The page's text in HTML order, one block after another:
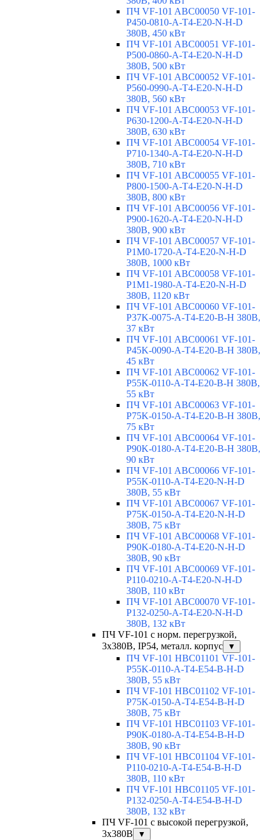
ПЧ VF-101 ABC00050 VF-101-
P450-0810-A-T4-E20-N-H-D
380В, 450 кВт
ПЧ VF-101 ABC00051 VF-101-
P500-0860-A-T4-E20-N-H-D
380В, 500 кВт
ПЧ VF-101 ABC00052 VF-101-
P560-0990-A-T4-E20-N-H-D
380В, 560 кВт
ПЧ VF-101 ABC00053 VF-101-
P630-1200-A-T4-E20-N-H-D
380В, 630 кВт
ПЧ VF-101 ABC00054 VF-101-
P710-1340-A-T4-E20-N-H-D
380В, 710 кВт
ПЧ VF-101 ABC00055 VF-101-
P800-1500-A-T4-E20-N-H-D
380В, 800 кВт
ПЧ VF-101 ABC00056 VF-101-
P900-1620-A-T4-E20-N-H-D
380В, 900 кВт
ПЧ VF-101 ABC00057 VF-101-
P1M0-1720-A-T4-E20-N-H-D
380В, 1000 кВт
ПЧ VF-101 ABC00058 VF-101-
P1M1-1980-A-T4-E20-N-H-D
380В, 1120 кВт
ПЧ VF-101 ABC00060 VF-101-
P37K-0075-A-T4-E20-B-H 380В,
37 кВт
ПЧ VF-101 ABC00061 VF-101-
P45K-0090-A-T4-E20-B-H 380В,
45 кВт
ПЧ VF-101 ABC00062 VF-101-
P55K-0110-A-T4-E20-B-H 380В,
55 кВт
ПЧ VF-101 ABC00063 VF-101-
P75K-0150-A-T4-E20-B-H 380В,
75 кВт
ПЧ VF-101 ABC00064 VF-101-
P90K-0180-A-T4-E20-B-H 380В,
90 кВт
ПЧ VF-101 ABC00066 VF-101-
P55K-0110-A-T4-E20-N-H-D
380В, 55 кВт
ПЧ VF-101 ABC00067 VF-101-
P75K-0150-A-T4-E20-N-H-D
380В, 75 кВт
ПЧ VF-101 ABC00068 VF-101-
P90K-0180-A-T4-E20-N-H-D
380В, 90 кВт
ПЧ VF-101 ABC00069 VF-101-
P110-0210-A-T4-E20-N-H-D
380В, 110 кВт
ПЧ VF-101 ABC00070 VF-101-
P132-0250-A-T4-E20-N-H-D
380В, 132 кВт
ПЧ VF-101 с норм. перегрузкой,
3х380В, IP54, металл. корпус
▼
ПЧ VF-101 HBC01101 VF-101-
P55K-0110-A-T4-E54-B-H-D
380В, 55 кВт
ПЧ VF-101 HBC01102 VF-101-
P75K-0150-A-T4-E54-B-H-D
380В, 75 кВт
ПЧ VF-101 HBC01103 VF-101-
P90K-0180-A-T4-E54-B-H-D
380В, 90 кВт
ПЧ VF-101 HBC01104 VF-101-
P110-0210-A-T4-E54-B-H-D
380В, 110 кВт
ПЧ VF-101 HBC01105 VF-101-
P132-0250-A-T4-E54-B-H-D
380В, 132 кВт
ПЧ VF-101 с высокой перегрузкой,
3x380В
▼